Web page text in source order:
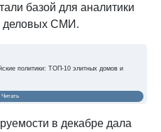
базой для аналитики
деловых СМИ.
политики: ТОП-10 элитных домов и
Читать
в декабре дала